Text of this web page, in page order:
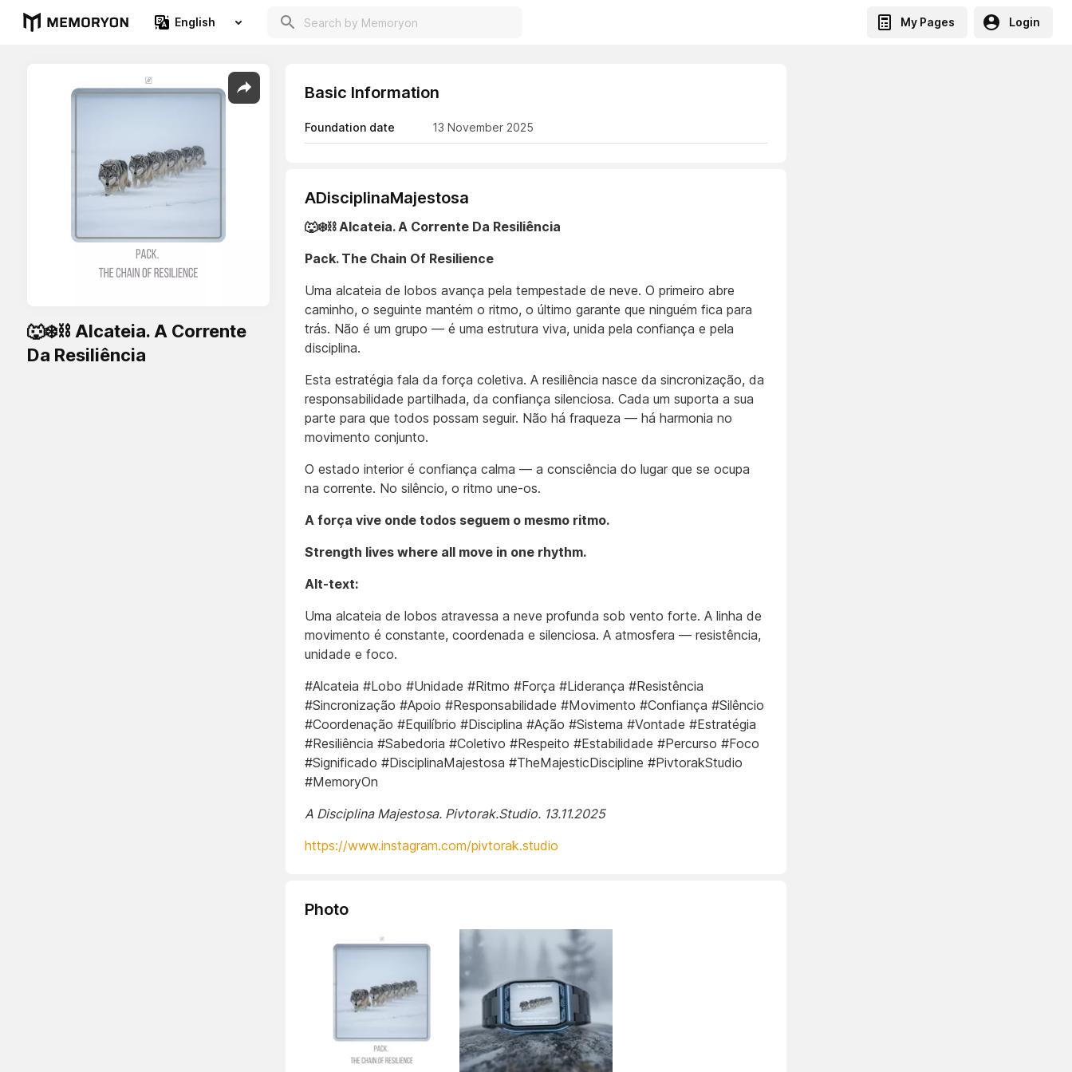
English My Pages Login
🐺❄️⛓️ Alcateia. A Corrente
Da Resiliência
Basic Information
Foundation date 13 November 2025
ADisciplinaMajestosa
🐺❄️⛓️ Alcateia. A Corrente Da Resiliência
Pack. The Chain Of Resilience
Uma alcateia de lobos avança pela tempestade de neve. O primeiro abre
caminho, o seguinte mantém o ritmo, o último garante que ninguém fica para
trás. Não é um grupo — é uma estrutura viva, unida pela confiança e pela
disciplina.
Esta estratégia fala da força coletiva. A resiliência nasce da sincronização, da
responsabilidade partilhada, da confiança silenciosa. Cada um suporta a sua
parte para que todos possam seguir. Não há fraqueza — há harmonia no
movimento conjunto.
O estado interior é confiança calma — a consciência do lugar que se ocupa
na corrente. No silêncio, o ritmo une-os.
A força vive onde todos seguem o mesmo ritmo.
Strength lives where all move in one rhythm.
Alt-text:
Uma alcateia de lobos atravessa a neve profunda sob vento forte. A linha de
movimento é constante, coordenada e silenciosa. A atmosfera — resistência,
unidade e foco.
#Alcateia #Lobo #Unidade #Ritmo #Força #Liderança #Resistência
#Sincronização #Apoio #Responsabilidade #Movimento #Confiança #Silêncio
#Coordenação #Equilíbrio #Disciplina #Ação #Sistema #Vontade #Estratégia
#Resiliência #Sabedoria #Coletivo #Respeito #Estabilidade #Percurso #Foco
#Significado #DisciplinaMajestosa #TheMajesticDiscipline #PivtorakStudio
#MemoryOn
A Disciplina Majestosa. Pivtorak.Studio. 13.11.2025
https://www.instagram.com/pivtorak.studio
Photo